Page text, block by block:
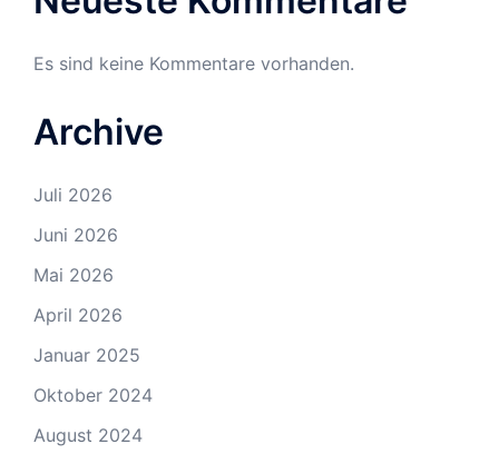
Es sind keine Kommentare vorhanden.
Archive
Juli 2026
Juni 2026
Mai 2026
April 2026
Januar 2025
Oktober 2024
August 2024